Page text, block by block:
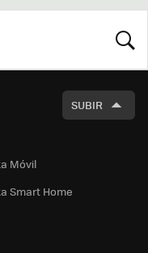
SUBIR
Móvil
Smart Home